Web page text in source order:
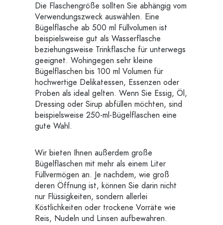
Die Flaschengröße sollten Sie abhängig vom
Verwendungszweck auswählen. Eine
Bügelflasche ab 500 ml Füllvolumen ist
beispielsweise gut als Wasserflasche
beziehungsweise Trinkflasche für unterwegs
geeignet. Wohingegen sehr kleine
Bügelflaschen bis 100 ml Volumen für
hochwertige Delikatessen, Essenzen oder
Proben als ideal gelten. Wenn Sie Essig, Öl,
Dressing oder Sirup abfüllen möchten, sind
beispielsweise 250-ml-Bügelflaschen eine
gute Wahl.
Wir bieten Ihnen außerdem große
Bügelflaschen mit mehr als einem Liter
Füllvermögen an. Je nachdem, wie groß
deren Öffnung ist, können Sie darin nicht
nur Flüssigkeiten, sondern allerlei
Köstlichkeiten oder trockene Vorräte wie
Reis, Nudeln und Linsen aufbewahren.